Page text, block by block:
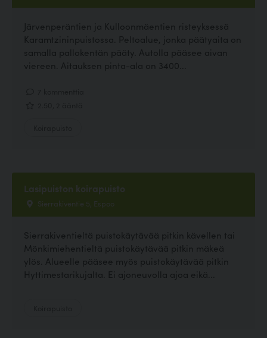
Järvenperäntien ja Kulloonmäentien risteyksessä
Karamtzininpuistossa. Peltoalue, jonka päätyaita on
samalla pallokentän pääty. Autolla pääsee aivan
viereen. Aitauksen pinta-ala on 3400...
Lasipuiston koirapuisto
Sierrakiventie 5, Espoo
Sierrakiventieltä puistokäytävää pitkin kävellen tai
Mönkimiehentieltä puistokäytävää pitkin mäkeä
ylös. Alueelle pääsee myös puistokäytävää pitkin
Hyttimestarikujalta. Ei ajoneuvolla ajoa eikä...